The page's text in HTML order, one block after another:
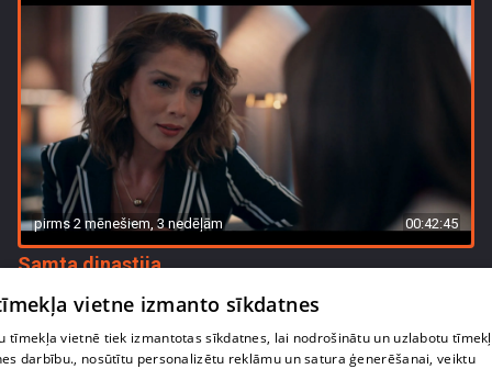
pirms 2 mēnešiem, 3 nedēļām 00:42:45
Samta dinastija
vietne izmanto sīkdatnes
tīmekļa vietnē tiek izmantotas sīkdatnes, lai nodrošinātu un uzlabotu
darbību., nosūtītu personalizētu reklāmu un satura ģenerēšanai, veiktu